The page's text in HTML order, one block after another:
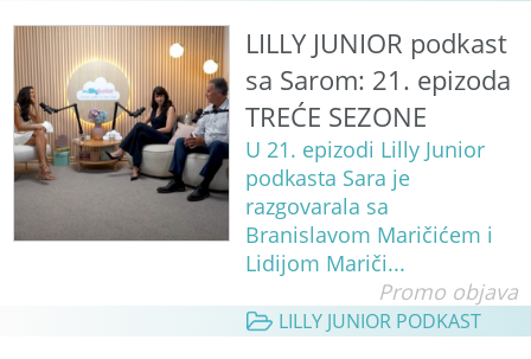
LILLY JUNIOR podkast
sa Sarom: 21. epizoda
TREĆE SEZONE
U 21. epizodi Lilly Junior
podkasta Sara je
razgovarala sa
Branislavom Maričićem i
Lidijom Mariči...
Promo objava
LILLY JUNIOR PODKAST